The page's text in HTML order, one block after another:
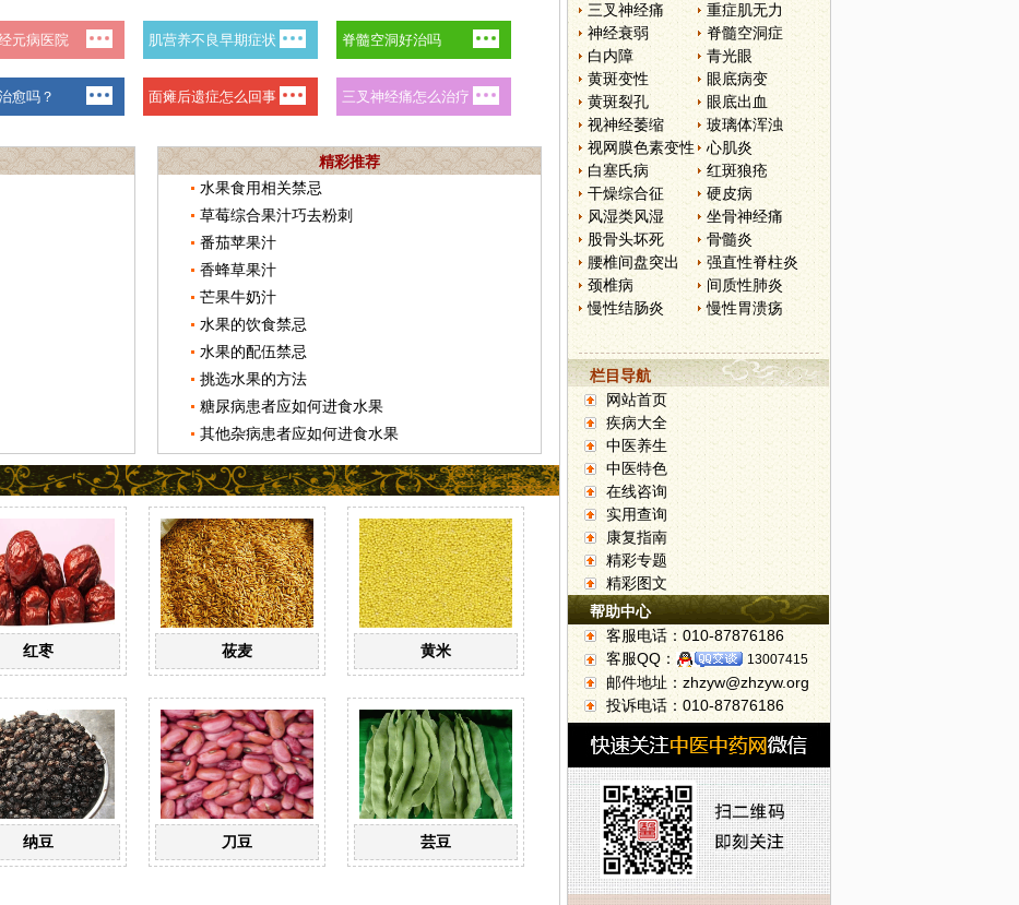
精彩推荐
水果食用相关禁忌
草莓综合果汁巧去粉刺
番茄苹果汁
香蜂草果汁
芒果牛奶汁
水果的饮食禁忌
水果的配伍禁忌
挑选水果的方法
糖尿病患者应如何进食水果
其他杂病患者应如何进食水果
红枣 莜麦 黄米
纳豆 刀豆 芸豆
三叉神经痛
重症肌无力
神经衰弱
脊髓空洞症
白内障
青光眼
黄斑变性
眼底病变
黄斑裂孔
眼底出血
视神经萎缩
玻璃体浑浊
视网膜色素变性
心肌炎
白塞氏病
红斑狼疮
干燥综合征
硬皮病
风湿类风湿
坐骨神经痛
股骨头坏死
骨髓炎
腰椎间盘突出
强直性脊柱炎
颈椎病
间质性肺炎
慢性结肠炎
慢性胃溃疡
栏目导航
网站首页
疾病大全
中医养生
中医特色
在线咨询
实用查询
康复指南
精彩专题
精彩图文
帮助中心
客服电话：010-87876186
客服QQ：
13007415
邮件地址：zhzyw@zhzyw.org
投诉电话：010-87876186